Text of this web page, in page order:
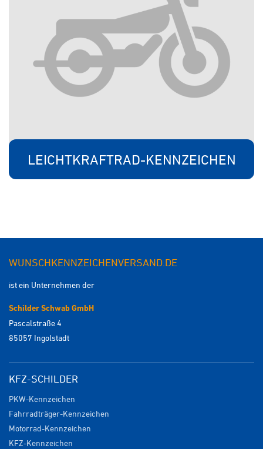
LEICHTKRAFTRAD-KENNZEICHEN
WUNSCHKENNZEICHENVERSAND.DE
ist ein Unternehmen der
Schilder Schwab GmbH
Pascalstraße 4
85057 Ingolstadt
KFZ-SCHILDER
PKW-Kennzeichen
Fahrradträger-Kennzeichen
Motorrad-Kennzeichen
KFZ-Kennzeichen